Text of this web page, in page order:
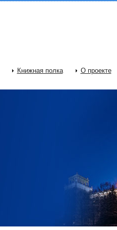
Книжная полка О проекте